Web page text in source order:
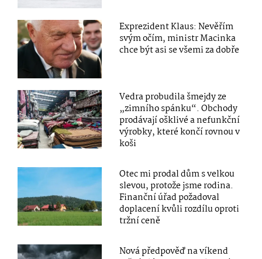
Exprezident Klaus: Nevěřím
svým očím, ministr Macinka
chce být asi se všemi za dobře
Vedra probudila šmejdy ze
„zimního spánku“. Obchody
prodávají ošklivé a nefunkční
výrobky, které končí rovnou v
koši
Otec mi prodal dům s velkou
slevou, protože jsme rodina.
Finanční úřad požadoval
doplacení kvůli rozdílu oproti
tržní ceně
Nová předpověď na víkend